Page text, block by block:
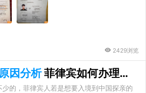
2429浏览
原因分析菲律宾如何办理中国q2探亲签证
的，菲律宾人若是想要入境到中国探亲的